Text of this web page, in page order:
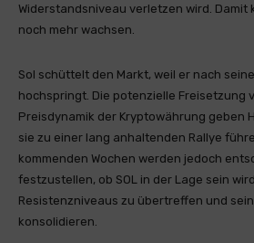
Widerstandsniveau verletzen wird. Damit
noch mehr wachsen.
Sol schüttelt den Markt, weil er nach
hochspringt. Die potenzielle Freisetzung
Preisdynamik der Kryptowährung geben
sie zu einer lang anhaltenden Rallye
kommenden Wochen werden jedoch
festzustellen, ob SOL in der Lage sein
Resistenzniveaus zu übertreffen und
konsolidieren.